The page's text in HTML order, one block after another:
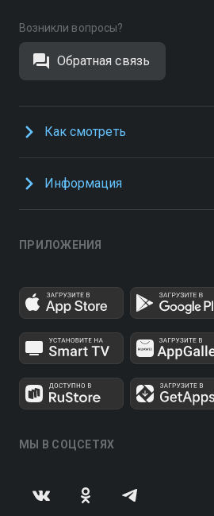
Возникли вопросы?
Обратная связь
Как смотреть
Информация
ПРИЛОЖЕНИЯ
МЫ В СОЦСЕТЯХ